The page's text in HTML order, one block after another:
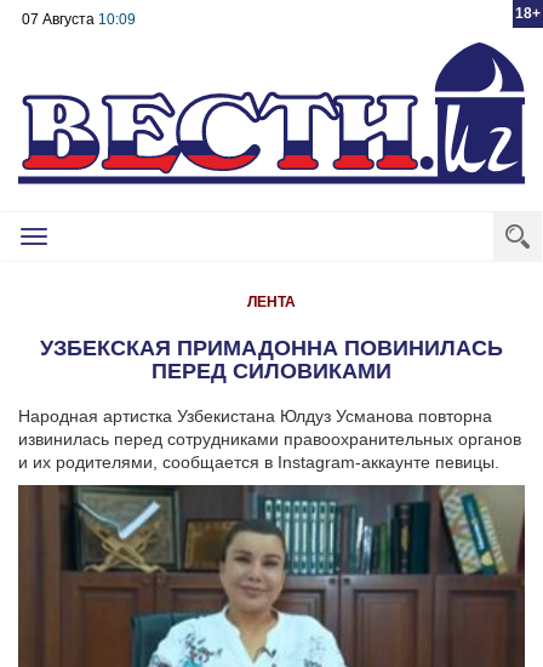
18+
07 Августа 10:09
Toggle
ЛЕНТА
УЗБЕКСКАЯ ПРИМАДОННА ПОВИНИЛАСЬ
ПЕРЕД CИЛОВИКАМИ
Народная артистка Узбекистана Юлдуз Усманова повторна
извинилась перед сотрудниками правоохранительных органов
и их родителями, сообщается в Instagram-аккаунте певицы.